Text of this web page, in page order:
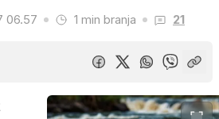
06.57 1 min branja 21